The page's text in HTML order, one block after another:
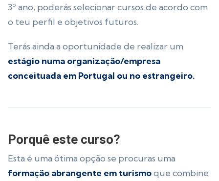
3º ano, poderás selecionar cursos de acordo com
o teu perfil e objetivos futuros.
Terás ainda a oportunidade de realizar um
estágio numa organização/empresa
conceituada em Portugal ou no estrangeiro.
Porquê este curso?
Esta é uma ótima opção se procuras uma
formação abrangente em turismoque combine